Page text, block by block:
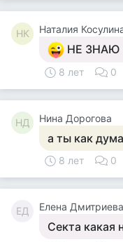
НК Наталия
НЕ ЗНАЮ
8 лет 0
НД Нина Дорогова
а ты как
8 лет 0
ЕД Елена Дмитриева
Секта какая